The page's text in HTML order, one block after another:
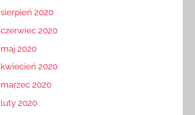
sierpień 2020
czerwiec 2020
maj 2020
kwiecień 2020
marzec 2020
luty 2020